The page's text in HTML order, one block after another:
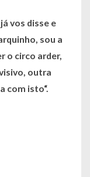
já vos disse e
sou a
o circo arder,
outra
com isto“.